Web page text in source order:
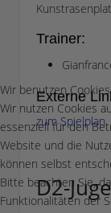
Trainer:
Externe
zum Spielplan
D2-
Wir benutzen Cookies
Wir nutzen Cookies
essenziell für den
Website und die
können selbst
Bitte beachten Sie,
Funktionalitäten der